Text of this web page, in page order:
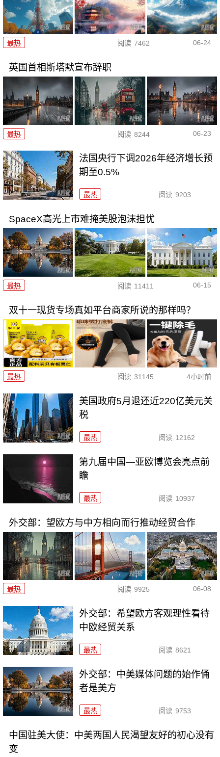
最热 阅读 7462 06-24
英国首相斯塔默宣布辞职
最热 阅读 8244 06-23
法国央行下调2026年经济增长预
期至0.5%
最热 阅读 9203
SpaceX高光上市难掩美股泡沫担忧
最热 阅读 11411 06-15
双十一现货专场真如平台商家所说的那样吗？
最热 阅读 31145 4小时前
美国政府5月退还近220亿美元关
税
最热 阅读 12162
第九届中国—亚欧博览会亮点前
瞻
最热 阅读 10937
外交部：望欧方与中方相向而行推动经贸合作
最热 阅读 9925 06-08
外交部：希望欧方客观理性看待
中欧经贸关系
最热 阅读 8621
外交部：中美媒体问题的始作俑
者是美方
最热 阅读 9753
中国驻美大使：中美两国人民渴望友好的初心没有
变